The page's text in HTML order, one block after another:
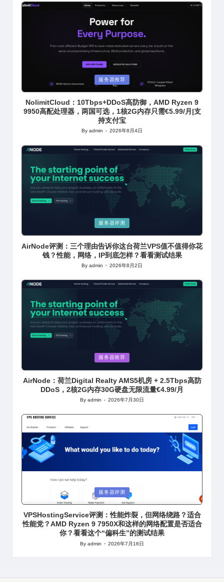
服务器推荐
NolimitCloud：10Tbps+DDoS高防御，AMD Ryzen 9
9950高配处理器，两国可选，1核2G内存只需€5.99/月|支
持支付宝
Posted
Byadmin 2026年8月4日
服务器评测
AirNode评测：三个理由告诉你这台荷兰VPS值不值得你花
钱？性能，网络，IP到底怎样？看看测试结果
Posted
Byadmin 2026年8月2日
服务器推荐
AirNode：荷兰Digital Realty AMS5机房 + 2.5Tbps高防
DDoS，2核2G内存30G硬盘无限流量€4.99/月
Posted
Byadmin 2026年7月30日
服务器评测
VPSHostingService评测：性能炸裂，但网络绕路？适合
性能党？AMD Ryzen 9 7950X和这样的网络配置是否适合
你？看看这个“偏科生”的测试结果
Posted
Byadmin 2026年7月16日